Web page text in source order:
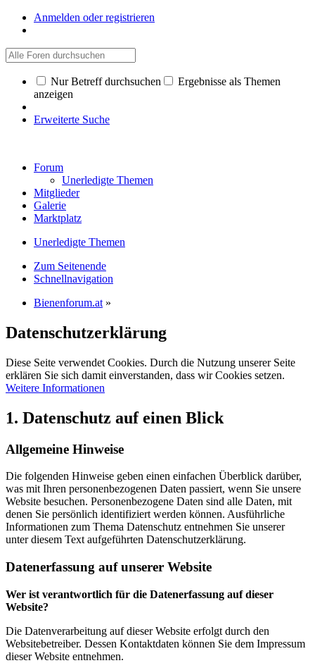
Anmelden oder registrieren
Nur Betreff durchsuchen
Ergebnisse als Themen
anzeigen
Erweiterte Suche
Forum
Unerledigte Themen
Mitglieder
Galerie
Marktplatz
Unerledigte Themen
Zum Seitenende
Schnellnavigation
Bienenforum.at »
Datenschutzerklärung
Diese Seite verwendet Cookies. Durch die Nutzung unserer Seite
erklären Sie sich damit einverstanden, dass wir Cookies setzen.
Weitere Informationen
1. Datenschutz auf einen Blick
Allgemeine Hinweise
Die folgenden Hinweise geben einen einfachen Überblick darüber,
was mit Ihren personenbezogenen Daten passiert, wenn Sie unsere
Website besuchen. Personenbezogene Daten sind alle Daten, mit
denen Sie persönlich identifiziert werden können. Ausführliche
Informationen zum Thema Datenschutz entnehmen Sie unserer
unter diesem Text aufgeführten Datenschutzerklärung.
Datenerfassung auf unserer Website
Wer ist verantwortlich für die Datenerfassung auf dieser
Website?
Die Datenverarbeitung auf dieser Website erfolgt durch den
Websitebetreiber. Dessen Kontaktdaten können Sie dem Impressum
dieser Website entnehmen.